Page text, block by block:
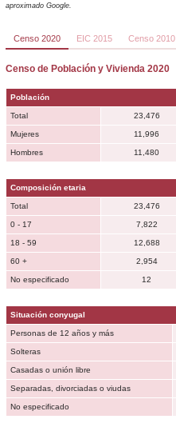
aproximado Google.
Censo 2020 EIC 2015 Censo 2010
Censo de Población y Vivienda 2020
Población
Total 23,476
Mujeres 11,996
Hombres 11,480
Composición etaria
Total 23,476
0 - 17 7,822
18 - 59 12,688
60 + 2,954
No especificado 12
Situación conyugal
Personas de 12 años y más
Solteras
Casadas o unión libre
Separadas, divorciadas o viudas
No especificado